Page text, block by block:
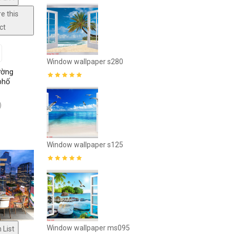
this
List
Window wallpaper s280
Window wallpaper s125
Window wallpaper ms095